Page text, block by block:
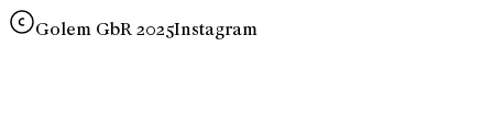
Golem GbR 2025Instagram